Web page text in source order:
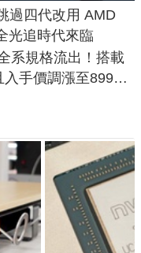
過四代改用 AMD
光追時代來臨
系規格流出！搭載
手價調漲至899美